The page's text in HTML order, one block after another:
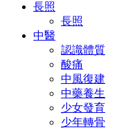
長照
長照
中醫
認識體質
酸痛
中風復建
中藥養生
少女發育
少年轉骨